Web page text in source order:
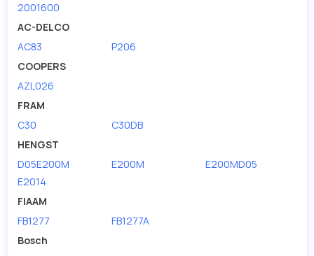
2001600
AC-DELCO
AC83
P206
COOPERS
AZL026
FRAM
C30
C30DB
HENGST
D05E200M
E200M
E200MD05
E2014
FIAAM
FB1277
FB1277A
Bosch